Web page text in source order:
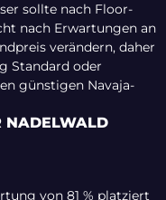
sollte nach Floor-
nach Erwartungen an
verändern, daher
Standard oder
günstigen Navaja-
NADELWALD
von 81 % platziert